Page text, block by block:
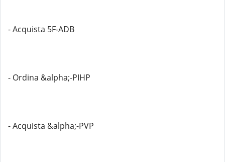
- Acquista 5F-ADB
- Ordina &alpha;-PIHP
- Acquista &alpha;-PVP